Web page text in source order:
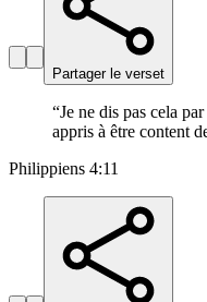
Partager le verset
“Je ne dis pas cela
appris à être content
Philippiens 4:11